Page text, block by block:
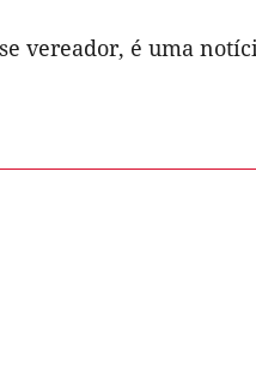
vereador, é uma